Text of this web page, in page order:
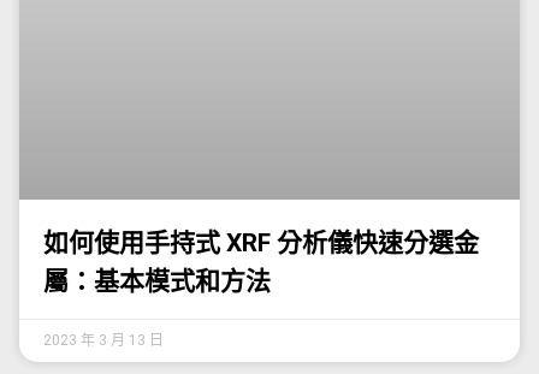
如何使用手持式 XRF 分析儀快速分選金
屬：基本模式和方法
2023 年 3 月 13 日